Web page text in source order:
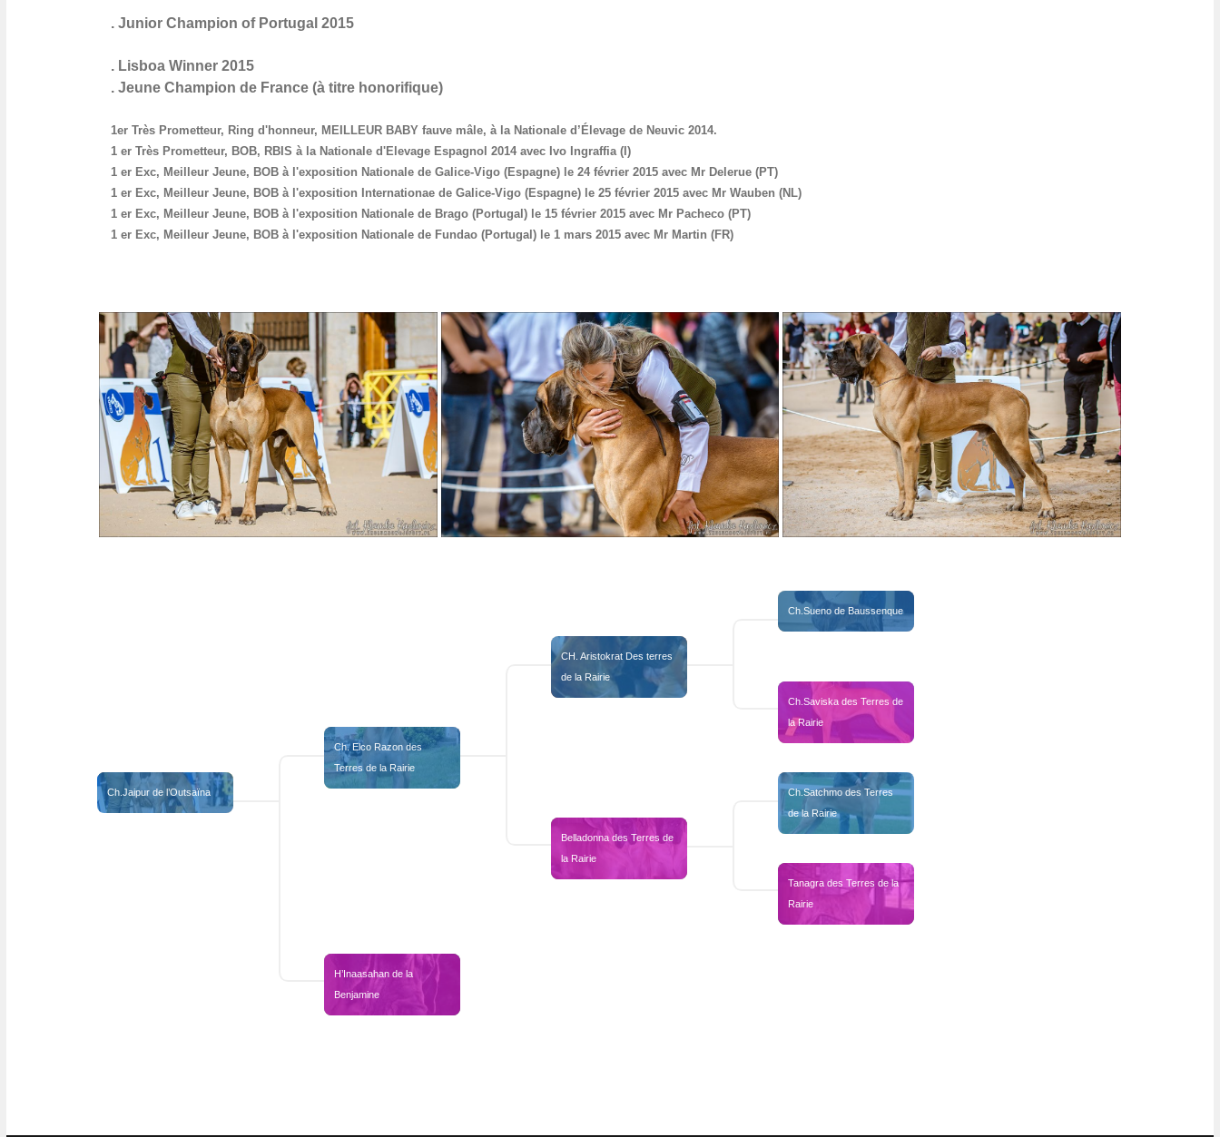
. Junior Champion of Portugal 2015
. Lisboa Winner 2015
. Jeune Champion de France (à titre honorifique)
1er Très Prometteur, Ring d'honneur, MEILLEUR BABY fauve mâle, à la Nationale d’Élevage de Neuvic 2014.
1 er Très Prometteur, BOB, RBIS à la Nationale d'Elevage Espagnol 2014 avec Ivo Ingraffia (I)
1 er Exc, Meilleur Jeune, BOB à l'exposition Nationale de Galice-Vigo (Espagne) le 24 février 2015 avec Mr Delerue (PT)
1 er Exc, Meilleur Jeune, BOB à l'exposition Internationae de Galice-Vigo (Espagne) le 25 février 2015 avec Mr Wauben (NL)
1 er Exc, Meilleur Jeune, BOB à l'exposition Nationale de Brago (Portugal) le 15 février 2015 avec Mr Pacheco (PT)
1 er Exc, Meilleur Jeune, BOB à l'exposition Nationale de Fundao (Portugal) le 1 mars 2015 avec Mr Martin (FR)
Ch.Jaipur de l’Outsaïna
Ch. Elco Razon des
Terres de la Rairie
CH. Aristokrat Des terres
de la Rairie
Ch.Sueno de Baussenque
Ch.Saviska des Terres de
la Rairie
Belladonna des Terres de
la Rairie
Ch.Satchmo des Terres
de la Rairie
Tanagra des Terres de la
Rairie
H’Inaasahan de la
Benjamine